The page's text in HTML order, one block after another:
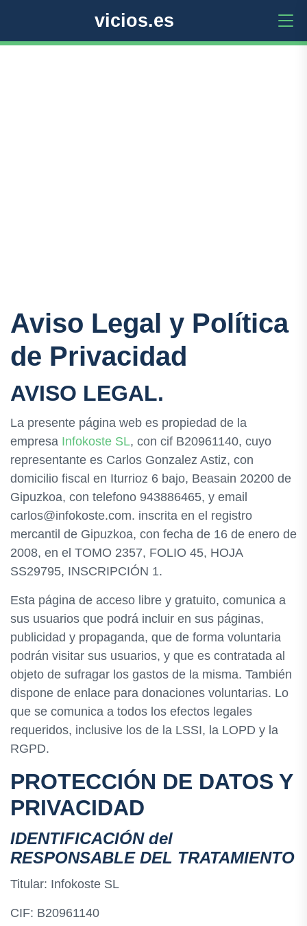
vicios.es
Aviso Legal y Política
de Privacidad
AVISO LEGAL.
La presente página web es propiedad de la
empresa Infokoste SL, con cif B20961140, cuyo
representante es Carlos Gonzalez Astiz, con
domicilio fiscal en Iturrioz 6 bajo, Beasain 20200 de
Gipuzkoa, con telefono 943886465, y email
carlos@infokoste.com. inscrita en el registro
mercantil de Gipuzkoa, con fecha de 16 de enero de
2008, en el TOMO 2357, FOLIO 45, HOJA
SS29795, INSCRIPCIÓN 1.
Esta página de acceso libre y gratuito, comunica a
sus usuarios que podrá incluir en sus páginas,
publicidad y propaganda, que de forma voluntaria
podrán visitar sus usuarios, y que es contratada al
objeto de sufragar los gastos de la misma. También
dispone de enlace para donaciones voluntarias. Lo
que se comunica a todos los efectos legales
requeridos, inclusive los de la LSSI, la LOPD y la
RGPD.
PROTECCIÓN DE DATOS Y
PRIVACIDAD
IDENTIFICACIÓN del
RESPONSABLE DEL TRATAMIENTO
Titular: Infokoste SL
CIF: B20961140